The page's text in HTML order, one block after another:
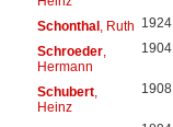
Schonthal, Ruth 1924
Schroeder,
Hermann
1904
Schubert,
Heinz
1908